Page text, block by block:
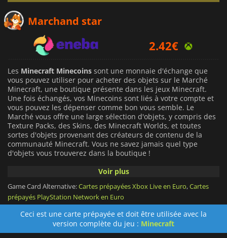
Marchand star
2.42€
7.19€
Les Minecraft Minecoins sont une monnaie d'échange que
vous pouvez utiliser pour acheter des objets sur le Marché
Minecraft, une boutique présente dans les jeux Minecraft.
Une fois échangés, vos Minecoins sont liés à votre compte et
vous pouvez les dépenser comme bon vous semble. Le
Marché vous offre une large sélection d'objets, y compris des
Texture Packs, des Skins, des Minecraft Worlds, et toutes
sortes d'objets provenant des créateurs de contenu de la
communauté Minecraft. Vous ne savez jamais quel type
d'objets vous trouverez dans la boutique !
Minecoinspour personnaliser
davantage votre expérience dans Minecraft. Les pièces
dépensées seront immédiatement soustraites de votre
portefeuille virtuel dans le jeu et vous aurez accès aux
articles achetés.
Voir plus
Game Card Alternative:Cartes prépayées Xbox Live en Euro,Cartes
prépayés PlayStation Network en Euro
Ceci est une carte prépayée et doit être utilisée avec la
version complète du jeu : Minecraft